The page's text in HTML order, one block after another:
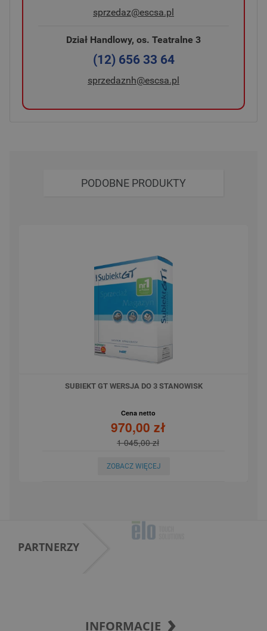
sprzedaz@escsa.pl
Dział Handlowy, os. Teatralne 3
(12) 656 33 64
sprzedaznh@escsa.pl
PODOBNE PRODUKTY
SUBIEKT GT WERSJA DO 3 STANOWISK
Cena netto
970,00 zł
1 045,00 zł
ZOBACZ WIĘCEJ
PARTNERZY
INFORMACJE